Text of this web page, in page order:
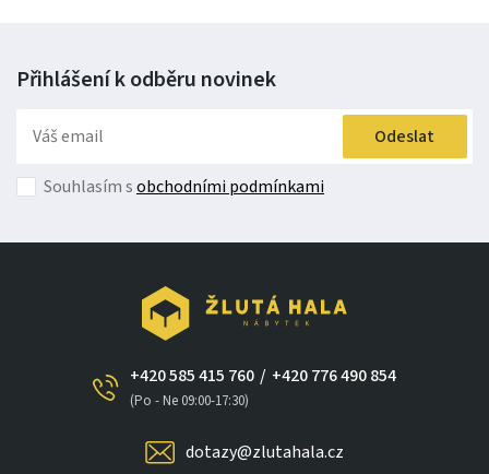
Přihlášení k odběru novinek
Odeslat
Souhlasím sobchodními podmínkami
+420 585 415 760
(Po - Ne 09:00-17:30)
/ +420 776 490 854
dotazy@zlutahala.cz